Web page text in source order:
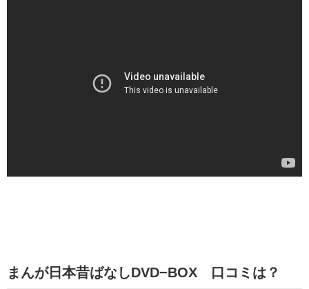
まんが日本昔ばなしDVD−BOX 口コミは？